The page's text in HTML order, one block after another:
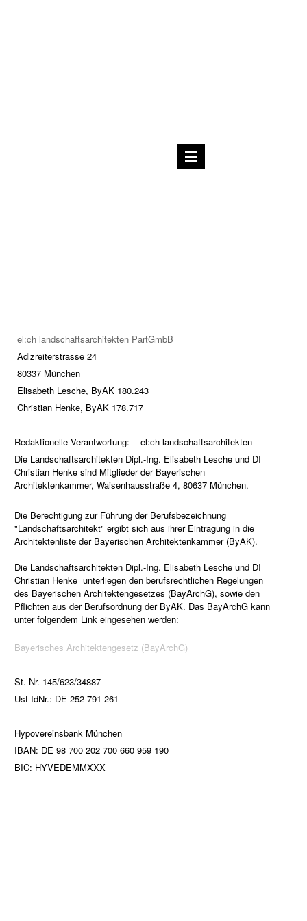
el:ch landschaftsarchitekten PartGmbB
Adlzreiterstrasse 24
80337 München
Elisabeth Lesche, ByAK 180.243
Christian Henke, ByAK 178.717
Redaktionelle Verantwortung: el:ch landschaftsarchitekten
Die Landschaftsarchitekten Dipl.-Ing. Elisabeth Lesche und DI
Christian Henke sind Mitglieder der Bayerischen
Architektenkammer, Waisenhausstraße 4, 80637 München.
Die Berechtigung zur Führung der Berufsbezeichnung
"Landschaftsarchitekt" ergibt sich aus ihrer Eintragung in die
Architektenliste der Bayerischen Architektenkammer (ByAK).
Die Landschaftsarchitekten Dipl.-Ing. Elisabeth Lesche und DI
Christian Henke unterliegen den berufsrechtlichen Regelungen
des Bayerischen Architektengesetzes (BayArchG), sowie den
Pflichten aus der Berufsordnung der ByAK. Das BayArchG kann
unter folgendem Link eingesehen werden:
Bayerisches Architektengesetz (BayArchG)
St.-Nr. 145/623/34887
Ust-IdNr.: DE 252 791 261
Hypovereinsbank München
IBAN: DE 98 700 202 700 660 959 190
BIC: HYVEDEMMXXX